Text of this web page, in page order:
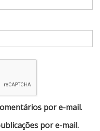
por e-mail.
por e-mail.